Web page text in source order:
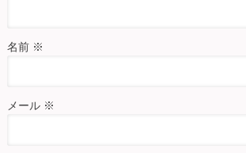
名前 ※
メール ※